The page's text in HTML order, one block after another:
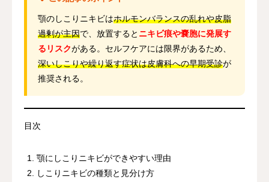
顎のしこりニキビはホルモンバランスの乱れや皮脂
過剰が主因で、放置すると ニキビ痕や嚢胞に発展す
るリスクがある。セルフケアには限界があるため、
深いしこりや繰り返す症状は皮膚科への早期受診が
推奨される。
目次
顎にしこりニキビができやすい理由
しこりニキビの種類と見分け方